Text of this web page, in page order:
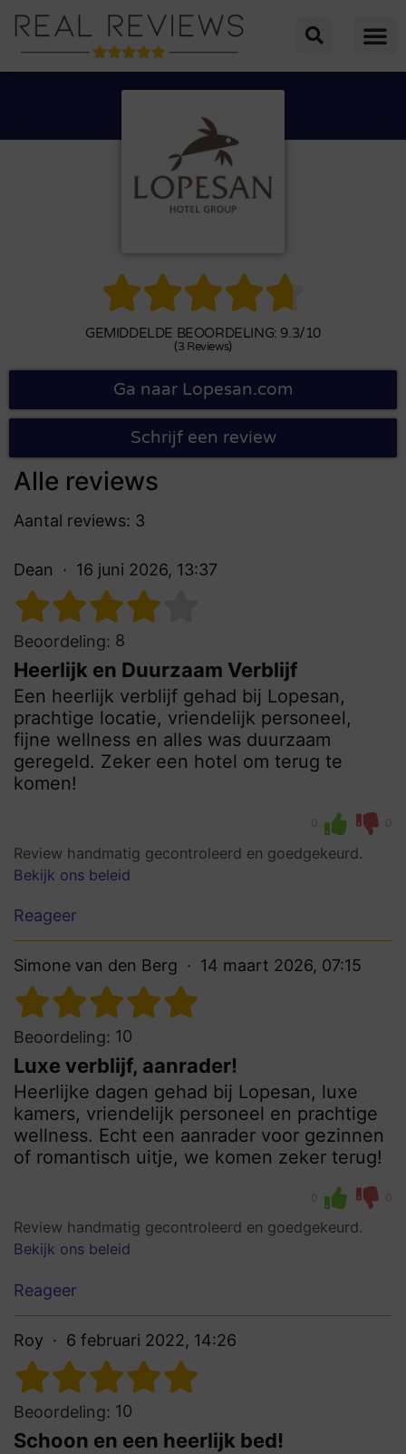

GEMIDDELDE BEOORDELING: 9.3/10
(3 Reviews)
Ga naar Lopesan.com
Schrijf een review
Alle reviews
Aantal reviews: 3
Dean 16 juni 2026, 13:37
Beoordeling: 8
Heerlijk en Duurzaam Verblijf
Een heerlijk verblijf gehad bij Lopesan,
prachtige locatie, vriendelijk personeel,
fijne wellness en alles was duurzaam
geregeld. Zeker een hotel om terug te
komen!
0 0
Review handmatig gecontroleerd en goedgekeurd.
Bekijk ons beleid
Reageer
Simone van den Berg 14 maart 2026, 07:15
Beoordeling: 10
Luxe verblijf, aanrader!
Heerlijke dagen gehad bij Lopesan, luxe
kamers, vriendelijk personeel en prachtige
wellness. Echt een aanrader voor gezinnen
of romantisch uitje, we komen zeker terug!
0 0
Review handmatig gecontroleerd en goedgekeurd.
Bekijk ons beleid
Reageer
Roy 6 februari 2022, 14:26
Beoordeling: 10
Schoon en een heerlijk bed!